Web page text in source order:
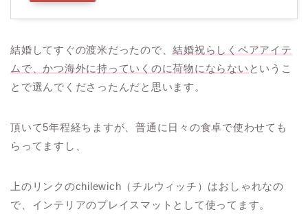
結婚してすぐの渡米だったので、結婚祝らしくペアアイテ
ムで、かつ海外に持っていくのに荷物にならない というこ
とで選んでくださったんだと思います。
頂いて5年程経ちますが、普通に日々の食卓で使わせても
らってますし、
上のリンクのchilewich（チルウィッチ）はおしゃれなの
で、インテリアのプレイスマットとして使ってます。